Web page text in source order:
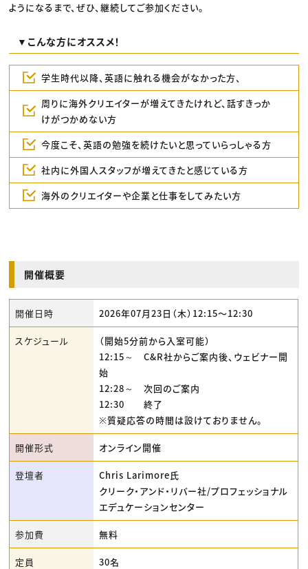
ようになるまで、ぜひ、継続してご参加ください。
▼こんな方にオススメ！
学生時代以降、英語に触れる機会がなかった方、
周りに海外クリエイターが増えてきたけれど、話すきっか
けがつかめない方
今度こそ、英語の勉強を続けたいと思っていらっしゃる方
社内に外国人スタッフが増えてきたと感じている方
海外のクリエイターや企業と仕事をしてみたい方
開催概要
開催日時 2026年07月23日（木）12:15〜12:30
スケジュール
（開始5分前から入室可能）
12:15～ C&R社からご案内後、ウェビナー開
始
12:28～ 次回のご案内
12:30 終了
※質疑応答の時間は設けておりません。
開催形式 オンライン開催
登壇者
Chris Larimore氏
クリーク・アンド・リバー社/プロフェッショナル
エデュケーションセンター
参加費 無料
定員 30名